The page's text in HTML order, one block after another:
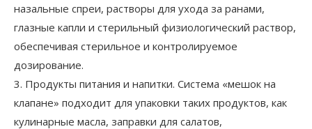
назальные спреи, растворы для ухода за ранами,
глазные капли и стерильный физиологический раствор,
обеспечивая стерильное и контролируемое
дозирование.
3. Продукты питания и напитки. Система «мешок на
клапане» подходит для упаковки таких продуктов, как
кулинарные масла, заправки для салатов,